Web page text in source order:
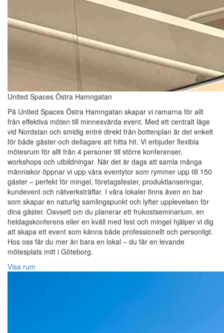
United Spaces Östra Hamngatan
På United Spaces Östra Hamngatan skapar vi ramarna för allt
från effektiva möten till minnesvärda event. Med ett centralt läge
vid Nordstan och smidig entré direkt från bottenplan är det enkelt
för både gäster och deltagare att hitta hit. Vi erbjuder flexibla
mötesrum för allt från 4 personer till större konferenser,
workshops och utbildningar. När det är dags att samla många
människor öppnar vi upp våra eventytor som rymmer upp till 150
gäster – perfekt för mingel, företagsfester, produktlanseringar,
kundevent och nätverksträffar. I våra lokaler finns även en bar
som skapar en naturlig samlingspunkt och lyfter upplevelsen för
dina gäster. Oavsett om du planerar ett frukostseminarium, en
heldagskonferens eller en kväll med fest och mingel hjälper vi dig
att skapa ett event som känns både professionellt och personligt.
Hos oss får du mer än bara en lokal – du får en levande
mötesplats mitt i Göteborg.
Visa rum